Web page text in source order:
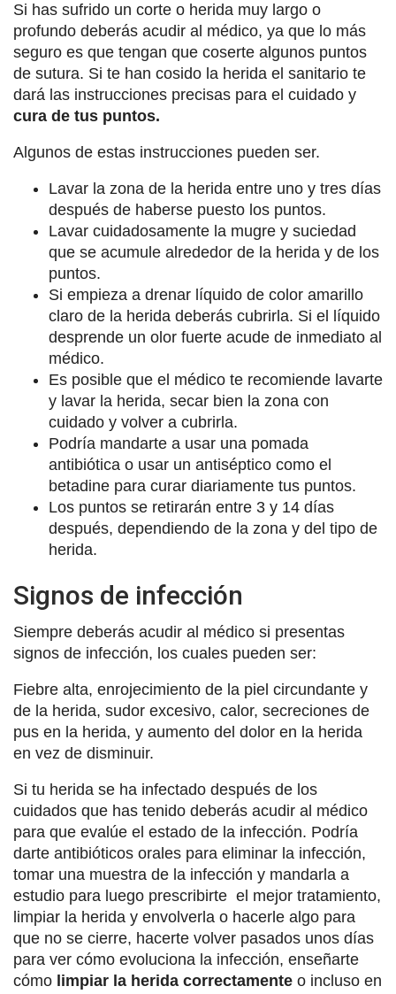
Si has sufrido un corte o herida muy largo o
profundo deberás acudir al médico, ya que lo más
seguro es que tengan que coserte algunos puntos
de sutura. Si te han cosido la herida el sanitario te
dará las instrucciones precisas para el cuidado y
cura de tus puntos.
Algunos de estas instrucciones pueden ser.
Lavar la zona de la herida entre uno y tres días
después de haberse puesto los puntos.
Lavar cuidadosamente la mugre y suciedad
que se acumule alrededor de la herida y de los
puntos.
Si empieza a drenar líquido de color amarillo
claro de la herida deberás cubrirla. Si el líquido
desprende un olor fuerte acude de inmediato al
médico.
Es posible que el médico te recomiende lavarte
y lavar la herida, secar bien la zona con
cuidado y volver a cubrirla.
Podría mandarte a usar una pomada
antibiótica o usar un antiséptico como el
betadine para curar diariamente tus puntos.
Los puntos se retirarán entre 3 y 14 días
después, dependiendo de la zona y del tipo de
herida.
Signos de infección
Siempre deberás acudir al médico si presentas
signos de infección, los cuales pueden ser:
Fiebre alta, enrojecimiento de la piel circundante y
de la herida, sudor excesivo, calor, secreciones de
pus en la herida, y aumento del dolor en la herida
en vez de disminuir.
Si tu herida se ha infectado después de los
cuidados que has tenido deberás acudir al médico
para que evalúe el estado de la infección. Podría
darte antibióticos orales para eliminar la infección,
tomar una muestra de la infección y mandarla a
estudio para luego prescribirte el mejor tratamiento,
limpiar la herida y envolverla o hacerle algo para
que no se cierre, hacerte volver pasados unos días
para ver cómo evoluciona la infección, enseñarte
cómo limpiar la herida correctamente o incluso en